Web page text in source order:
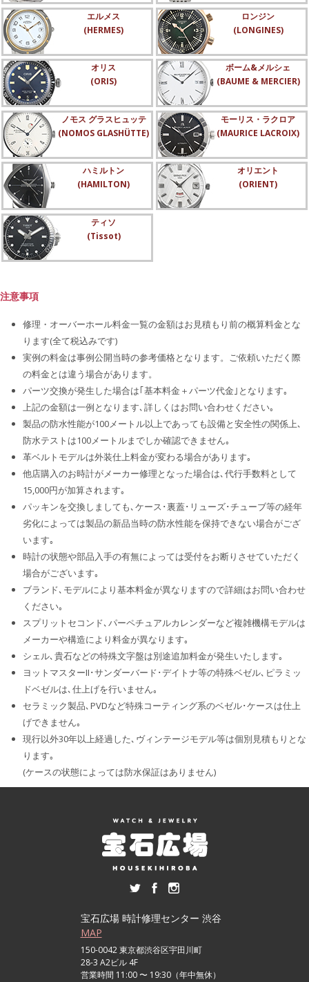
エルメス
(HERMES)
ロンジン
(LONGINES)
オリス
(ORIS)
ボーム&メルシェ
(BAUME & MERCIER)
ノモス グラスヒュッテ
(NOMOS GLASHÜTTE)
モーリス・ラクロア
(MAURICE LACROIX)
ハミルトン
(HAMILTON)
オリエント
(ORIENT)
ティソ
(Tissot)
注意事項
修理・オーバーホール料金一覧の金額はお見積もり前の概算料金とな
ります(全て税込みです)
実例の料金は事例公開当時の参考価格となります。ご依頼いただく際
の料金とは違う場合があります。
パーツ交換が発生した場合は｢基本料金＋パーツ代金｣となります｡
上記の金額は一例となります､詳しくはお問い合わせください｡
製品の防水性能が100メートル以上であっても設備と安全性の関係上､
防水テストは100メートルまでしか確認できません｡
革ベルトモデルは外装仕上料金が変わる場合があります｡
他店購入のお時計がメーカー修理となった場合は､代行手数料として
15,000円が加算されます｡
パッキンを交換しましても､ケース･裏蓋･リューズ･チューブ等の経年
劣化によっては製品の新品当時の防水性能を保持できない場合がござ
います｡
時計の状態や部品入手の有無によっては受付をお断りさせていただく
場合がございます｡
ブランド､モデルにより基本料金が異なりますので詳細はお問い合わせ
ください｡
スプリットセコンド､パーペチュアルカレンダーなど複雑機構モデルは
メーカーや構造により料金が異なります｡
シェル､貴石などの特殊文字盤は別途追加料金が発生いたします｡
ヨットマスターII･サンダーバード･デイトナ等の特殊ベゼル､ピラミッ
ドベゼルは､仕上げを行いません｡
セラミック製品､PVDなど特殊コーティング系のベゼル･ケースは仕上
げできません｡
現行以外30年以上経過した､ヴィンテージモデル等は個別見積もりとな
ります｡
(ケースの状態によっては防水保証はありません)
宝石広場 時計修理センター 渋谷
MAP
150-0042 東京都渋谷区宇田川町
28-3 A2ビル 4F
営業時間 11:00 〜 19:30（年中無休）